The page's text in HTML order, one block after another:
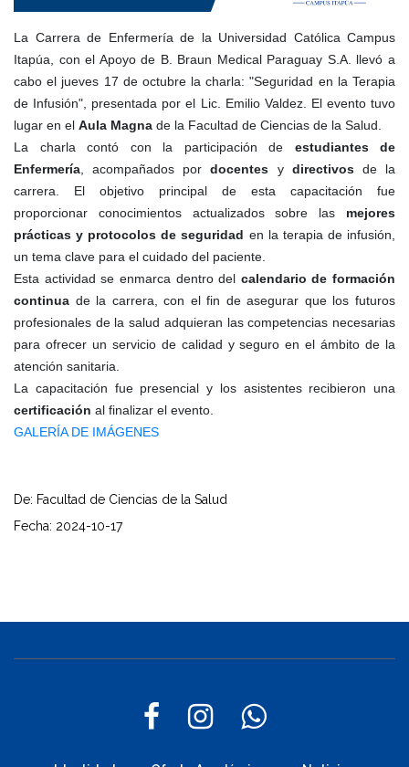
La Carrera de Enfermería de la Universidad Católica Campus
Itapúa, con el Apoyo de B. Braun Medical Paraguay S.A. llevó a
cabo el jueves 17 de octubre la charla: "Seguridad en la Terapia
de Infusión", presentada por el Lic. Emilio Valdez. El evento tuvo
lugar en el Aula Magna de la Facultad de Ciencias de la Salud.
La charla contó con la participación de estudiantes de
Enfermería, acompañados pordocentes y directivosde la
carrera. El objetivo principal de esta capacitación fue
proporcionar conocimientos actualizados sobre las mejores
prácticas y protocolos de seguridad en la terapia de infusión,
un tema clave para el cuidado del paciente.
Esta actividad se enmarca dentro del calendario de formación
continua de la carrera, con el fin de asegurar que los futuros
profesionales de la salud adquieran las competencias necesarias
para ofrecer un servicio de calidad y seguro en el ámbito de la
atención sanitaria.
La capacitación fue presencial y los asistentes recibieron una
certificación al finalizar el evento.
GALERÍA DE IMÁGENES
De: Facultad de Ciencias de la Salud
Fecha: 2024-10-17